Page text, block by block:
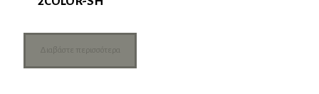
Διαβάστε περισσότερα